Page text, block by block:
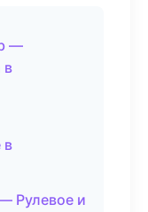
—
в
в
Рулевое и